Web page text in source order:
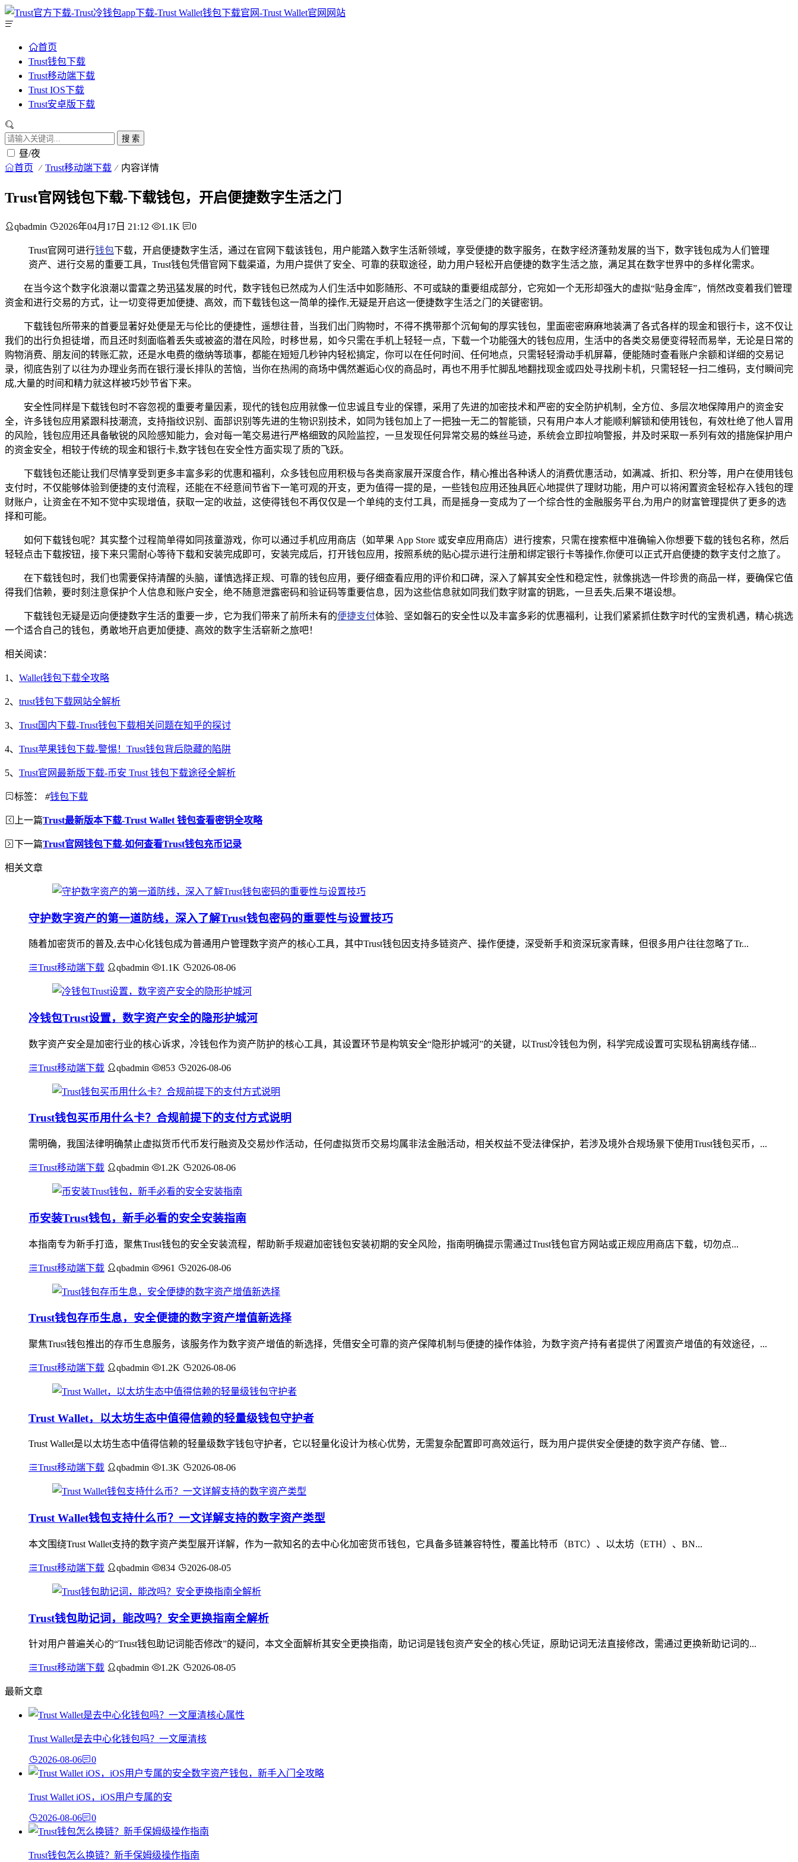
首页
Trust钱包下载
Trust移动端下载
Trust IOS下载
Trust安卓版下载
搜 索
昼/夜
首页 Trust移动端下载 内容详情
Trust官网钱包下载-下载钱包，开启便捷数字生活之门
qbadmin 2026年04月17日 21:12 1.1K 0
Trust官网可进行钱包下载，开启便捷数字生活，通过在官网下载该钱包，用户能踏入数字生活新领域，享受便捷的数字服务，在数字经济蓬勃发展的当下，数字钱包成为人们管理
资产、进行交易的重要工具，Trust钱包凭借官网下载渠道，为用户提供了安全、可靠的获取途径，助力用户轻松开启便捷的数字生活之旅，满足其在数字世界中的多样化需求。
在当今这个数字化浪潮以雷霆之势迅猛发展的时代，数字钱包已然成为人们生活中如影随形、不可或缺的重要组成部分，它宛如一个无形却强大的虚拟“贴身金库”，悄然改变着我们管理
资金和进行交易的方式，让一切变得更加便捷、高效，而下载钱包这一简单的操作,无疑是开启这一便捷数字生活之门的关键密钥。
下载钱包所带来的首要显著好处便是无与伦比的便捷性，遥想往昔，当我们出门购物时，不得不携带那个沉甸甸的厚实钱包，里面密密麻麻地装满了各式各样的现金和银行卡，这不仅让
我们的出行负担徒增，而且还时刻面临着丢失或被盗的潜在风险，时移世易，如今只需在手机上轻轻一点，下载一个功能强大的钱包应用，生活中的各类交易便变得轻而易举，无论是日常的
购物消费、朋友间的转账汇款，还是水电费的缴纳等琐事，都能在短短几秒钟内轻松搞定，你可以在任何时间、任何地点，只需轻轻滑动手机屏幕，便能随时查看账户余额和详细的交易记
录，彻底告别了以往为办理业务而在银行漫长排队的苦恼，当你在热闹的商场中偶然邂逅心仪的商品时，再也不用手忙脚乱地翻找现金或四处寻找刷卡机，只需轻轻一扫二维码，支付瞬间完
成,大量的时间和精力就这样被巧妙节省下来。
安全性同样是下载钱包时不容忽视的重要考量因素，现代的钱包应用就像一位忠诚且专业的保镖，采用了先进的加密技术和严密的安全防护机制，全方位、多层次地保障用户的资金安
全，许多钱包应用紧跟科技潮流，支持指纹识别、面部识别等先进的生物识别技术，如同为钱包加上了一把独一无二的智能锁，只有用户本人才能顺利解锁和使用钱包，有效杜绝了他人冒用
的风险，钱包应用还具备敏锐的风险感知能力，会对每一笔交易进行严格细致的风险监控，一旦发现任何异常交易的蛛丝马迹，系统会立即拉响警报，并及时采取一系列有效的措施保护用户
的资金安全，相较于传统的现金和银行卡,数字钱包在安全性方面实现了质的飞跃。
下载钱包还能让我们尽情享受到更多丰富多彩的优惠和福利，众多钱包应用积极与各类商家展开深度合作，精心推出各种诱人的消费优惠活动，如满减、折扣、积分等，用户在使用钱包
支付时，不仅能够体验到便捷的支付流程，还能在不经意间节省下一笔可观的开支，更为值得一提的是，一些钱包应用还独具匠心地提供了理财功能，用户可以将闲置资金轻松存入钱包的理
财账户，让资金在不知不觉中实现增值，获取一定的收益，这使得钱包不再仅仅是一个单纯的支付工具，而是摇身一变成为了一个综合性的金融服务平台,为用户的财富管理提供了更多的选
择和可能。
如何下载钱包呢？其实整个过程简单得如同孩童游戏，你可以通过手机应用商店（如苹果 App Store 或安卓应用商店）进行搜索，只需在搜索框中准确输入你想要下载的钱包名称，然后
轻轻点击下载按钮，接下来只需耐心等待下载和安装完成即可，安装完成后，打开钱包应用，按照系统的贴心提示进行注册和绑定银行卡等操作,你便可以正式开启便捷的数字支付之旅了。
在下载钱包时，我们也需要保持清醒的头脑，谨慎选择正规、可靠的钱包应用，要仔细查看应用的评价和口碑，深入了解其安全性和稳定性，就像挑选一件珍贵的商品一样，要确保它值
得我们信赖，要时刻注意保护个人信息和账户安全，绝不随意泄露密码和验证码等重要信息，因为这些信息就如同我们数字财富的钥匙，一旦丢失,后果不堪设想。
下载钱包无疑是迈向便捷数字生活的重要一步，它为我们带来了前所未有的便捷支付体验、坚如磐石的安全性以及丰富多彩的优惠福利，让我们紧紧抓住数字时代的宝贵机遇，精心挑选
一个适合自己的钱包，勇敢地开启更加便捷、高效的数字生活崭新之旅吧！
相关阅读：
1、 Wallet钱包下载全攻略
2、 trust钱包下载网站全解析
3、 Trust国内下载-Trust钱包下载相关问题在知乎的探讨
4、 Trust苹果钱包下载-警惕！Trust钱包背后隐藏的陷阱
5、 Trust官网最新版下载-币安 Trust 钱包下载途径全解析
标签： #钱包下载
上一篇Trust最新版本下载-Trust Wallet 钱包查看密钥全攻略
下一篇Trust官网钱包下载-如何查看Trust钱包充币记录
相关文章
守护数字资产的第一道防线，深入了解Trust钱包密码的重要性与设置技巧
随着加密货币的普及,去中心化钱包成为普通用户管理数字资产的核心工具，其中Trust钱包因支持多链资产、操作便捷，深受新手和资深玩家青睐，但很多用户往往忽略了Tr...
Trust移动端下载 qbadmin 1.1K 2026-08-06
冷钱包Trust设置，数字资产安全的隐形护城河
数字资产安全是加密行业的核心诉求，冷钱包作为资产防护的核心工具，其设置环节是构筑安全“隐形护城河”的关键，以Trust冷钱包为例，科学完成设置可实现私钥离线存储...
Trust移动端下载 qbadmin 853 2026-08-06
Trust钱包买币用什么卡？合规前提下的支付方式说明
需明确，我国法律明确禁止虚拟货币代币发行融资及交易炒作活动，任何虚拟货币交易均属非法金融活动，相关权益不受法律保护，若涉及境外合规场景下使用Trust钱包买币，...
Trust移动端下载 qbadmin 1.2K 2026-08-06
币安装Trust钱包，新手必看的安全安装指南
本指南专为新手打造，聚焦Trust钱包的安全安装流程，帮助新手规避加密钱包安装初期的安全风险，指南明确提示需通过Trust钱包官方网站或正规应用商店下载，切勿点...
Trust移动端下载 qbadmin 961 2026-08-06
Trust钱包存币生息，安全便捷的数字资产增值新选择
聚焦Trust钱包推出的存币生息服务，该服务作为数字资产增值的新选择，凭借安全可靠的资产保障机制与便捷的操作体验，为数字资产持有者提供了闲置资产增值的有效途径，...
Trust移动端下载 qbadmin 1.2K 2026-08-06
Trust Wallet，以太坊生态中值得信赖的轻量级钱包守护者
Trust Wallet是以太坊生态中值得信赖的轻量级数字钱包守护者，它以轻量化设计为核心优势，无需复杂配置即可高效运行，既为用户提供安全便捷的数字资产存储、管...
Trust移动端下载 qbadmin 1.3K 2026-08-06
Trust Wallet钱包支持什么币？一文详解支持的数字资产类型
本文围绕Trust Wallet支持的数字资产类型展开详解，作为一款知名的去中心化加密货币钱包，它具备多链兼容特性，覆盖比特币（BTC）、以太坊（ETH）、BN...
Trust移动端下载 qbadmin 834 2026-08-05
Trust钱包助记词，能改吗？安全更换指南全解析
针对用户普遍关心的“Trust钱包助记词能否修改”的疑问，本文全面解析其安全更换指南，助记词是钱包资产安全的核心凭证，原助记词无法直接修改，需通过更换新助记词的...
Trust移动端下载 qbadmin 1.2K 2026-08-05
最新文章
Trust Wallet是去中心化钱包吗？一文厘清核
2026-08-06 0
Trust Wallet iOS，iOS用户专属的安
2026-08-06 0
Trust钱包怎么换链？新手保姆级操作指南